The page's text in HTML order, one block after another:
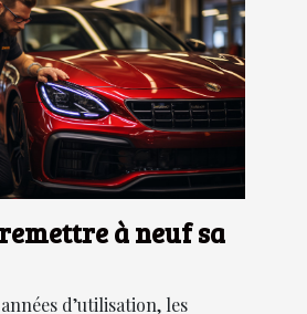
à neuf sa
d’utilisation, les